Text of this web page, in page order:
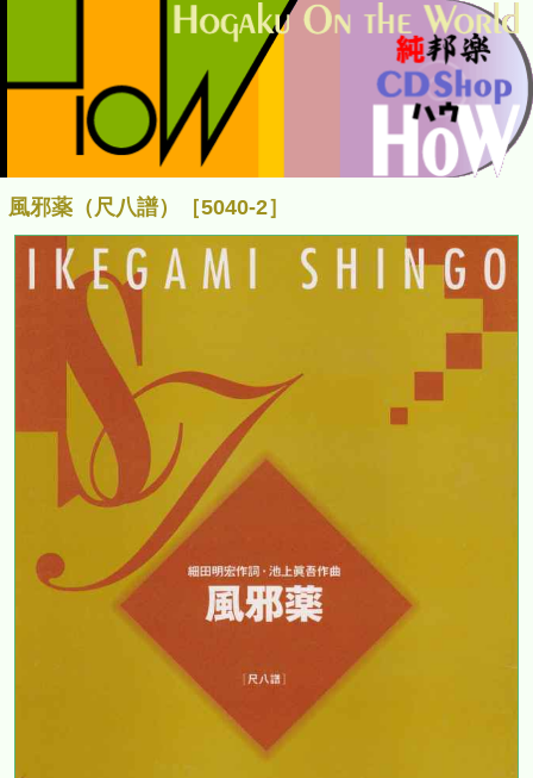
風邪薬（尺八譜）［5040-2］